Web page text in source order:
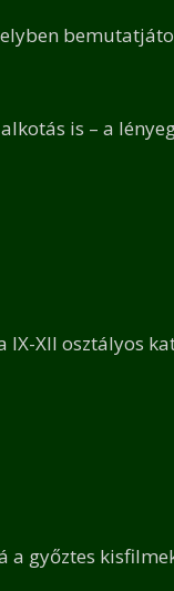
is – a
XII osztályos
győztes